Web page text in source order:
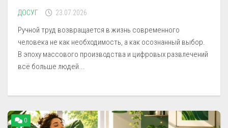
ДОСУГ 23.07.2026
Ручной труд возвращается в жизнь современного
человека не как необходимость, а как осознанный выбор.
В эпоху массового производства и цифровых развлечений
всё больше людей...
0